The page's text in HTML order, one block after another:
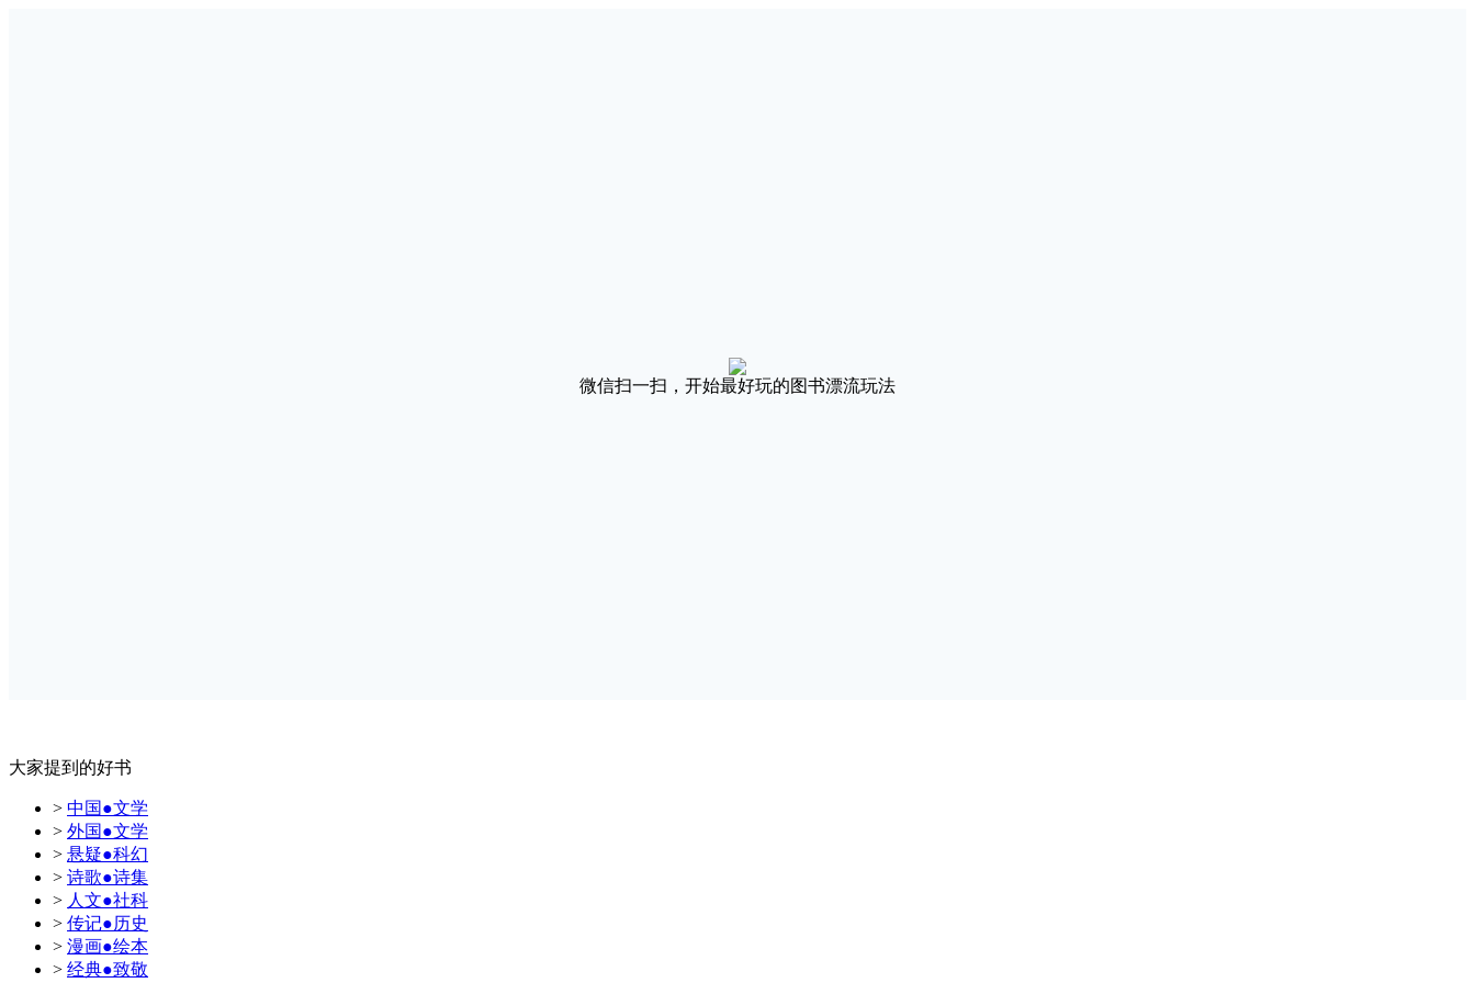
微信扫一扫，开始最好玩的图书漂流玩法
大家提到的好书
> 中国●文学
> 外国●文学
> 悬疑●科幻
> 诗歌●诗集
> 人文●社科
> 传记●历史
> 漫画●绘本
> 经典●致敬